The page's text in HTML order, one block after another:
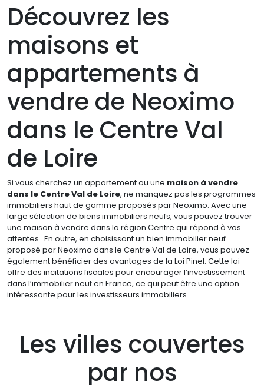
Découvrez les
maisons et
appartements à
vendre de Neoximo
dans le Centre Val
de Loire
Si vous cherchez un appartement ou une maison à vendre
dans le Centre Val de Loire, ne manquez pas les programmes
immobiliers haut de gamme proposés par Neoximo. Avec une
large sélection de biens immobiliers neufs, vous pouvez trouver
une maison à vendre dans la région Centre qui répond à vos
attentes. En outre, en choisissant un bien immobilier neuf
proposé par Neoximo dans le Centre Val de Loire, vous pouvez
également bénéficier des avantages de la Loi Pinel. Cette loi
offre des incitations fiscales pour encourager l’investissement
dans l’immobilier neuf en France, ce qui peut être une option
intéressante pour les investisseurs immobiliers.
Les villes couvertes
par nos